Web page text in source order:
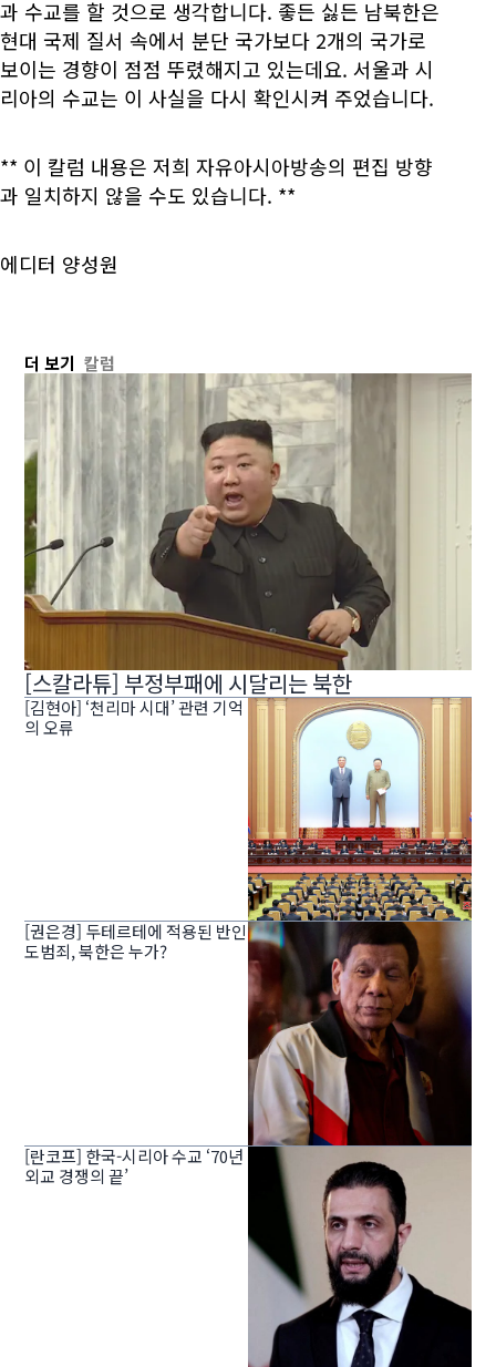
과 수교를 할 것으로 생각합니다. 좋든 싫든 남북한은
현대 국제 질서 속에서 분단 국가보다 2개의 국가로
보이는 경향이 점점 뚜렸해지고 있는데요. 서울과 시
리아의 수교는 이 사실을 다시 확인시켜 주었습니다.
** 이 칼럼 내용은 저희 자유아시아방송의 편집 방향
과 일치하지 않을 수도 있습니다. **
에디터 양성원
더 보기 칼럼
[스칼라튜] 부정부패에 시달리는 북한
[김현아] ‘천리마 시대’ 관련 기억
의 오류
[권은경] 두테르테에 적용된 반인
도범죄, 북한은 누가?
[란코프] 한국-시리아 수교 ‘70년
외교 경쟁의 끝’